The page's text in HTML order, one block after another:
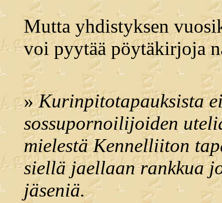
Mutta yhdistyksen
voi pyytää pöytäkirjoja
»Kurinpitotapauksista
sossupornoilijoiden
mielestä Kennelliiton
siellä jaellaan rankkua
jäseniä.